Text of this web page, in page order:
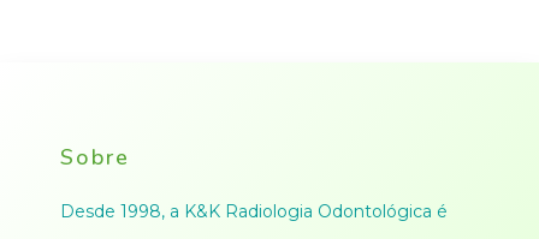
Sobre
Desde 1998, a K&K Radiologia Odontológica é